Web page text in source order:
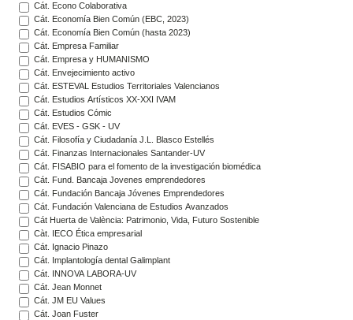
Cát. Econo Colaborativa
Cát. Economía Bien Común (EBC, 2023)
Cát. Economía Bien Común (hasta 2023)
Cát. Empresa Familiar
Cát. Empresa y HUMANISMO
Cát. Envejecimiento activo
Cát. ESTEVAL Estudios Territoriales Valencianos
Cát. Estudios Artísticos XX-XXI IVAM
Cát. Estudios Cómic
Cát. EVES - GSK - UV
Cát. Filosofía y Ciudadanía J.L. Blasco Estellés
Cát. Finanzas Internacionales Santander-UV
Cát. FISABIO para el fomento de la investigación biomédica
Cát. Fund. Bancaja Jovenes emprendedores
Cát. Fundación Bancaja Jóvenes Emprendedores
Cát. Fundación Valenciana de Estudios Avanzados
Cát Huerta de València: Patrimonio, Vida, Futuro Sostenible
Càt. IECO Ética empresarial
Cát. Ignacio Pinazo
Cát. Implantología dental Galimplant
Cát. INNOVA LABORA-UV
Cát. Jean Monnet
Cát. JM EU Values
Cát. Joan Fuster